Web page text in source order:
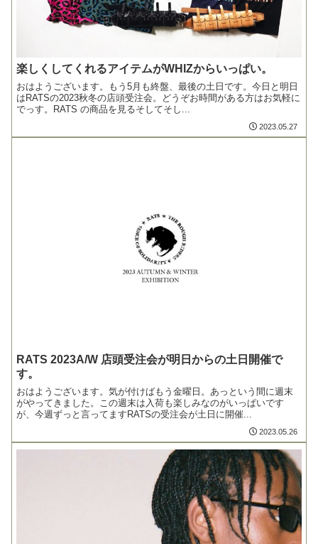
楽しくしてくれるアイテムがWHIZからいっぱい。
おはようございます。もう5月も終盤、最後の土日です。今日と明日
はRATSの2023秋冬の店頭受注会。どうぞお時間がある方はお気軽に
でっす。RATS の商品を見るそしてそし...
2023.05.27
RATS 2023A/W 店頭受注会が明日からの土日開催で
す。
おはようございます。気が付けばもう金曜日。あっという間に週末
がやってきました。この週末は入荷も楽しみなのがいっぱいです
が、今週ずっと言ってますRATSの受注会が土日に開催...
2023.05.26